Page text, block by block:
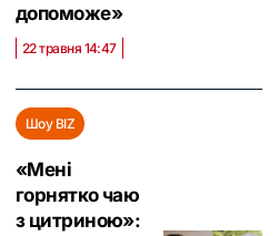
допоможе»
22 травня 14:47
Шоу BIZ
«Мені
горнятко чаю
з цитриною»: